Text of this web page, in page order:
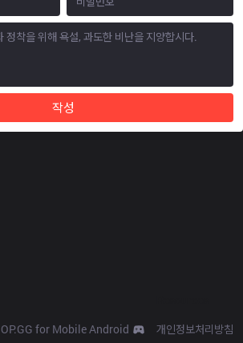
작성
OP.GG for Mobile Android
개인정보처리방침